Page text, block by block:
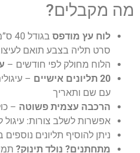
מה מקבלים?
לוח עץ מודפס
סרט תליה בצבע תואם
הלוח מחולק לפי חודשים –
20 תליונים אישיים
עם שם ותאריך
הרכבה עצמית פשוטה –
אפשרות לשלב צורות: עיגול
ניתן להוסיף תליונים
מתחתנים? נולד תינוק?